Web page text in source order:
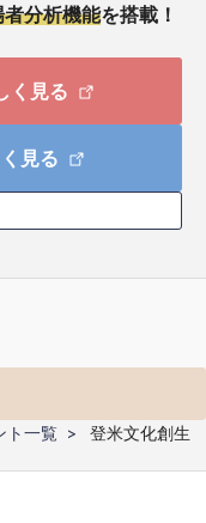
分析機能を搭載！
く見る
見る
ト一覧
登米文化創生